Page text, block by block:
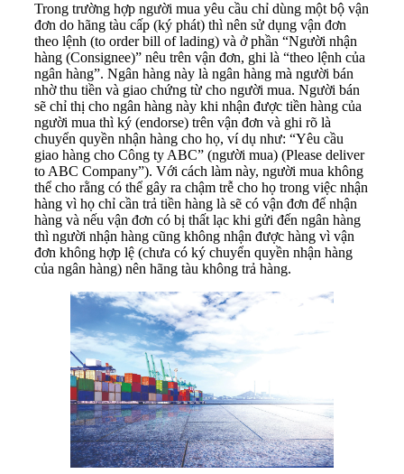
Trong trường hợp người mua yêu cầu chỉ dùng một bộ vận
đơn do hãng tàu cấp (ký phát) thì nên sử dụng vận đơn
theo lệnh (to order bill of lading) và ở phần “Người nhận
hàng (Consignee)” nêu trên vận đơn, ghi là “theo lệnh của
ngân hàng”. Ngân hàng này là ngân hàng mà người bán
nhờ thu tiền và giao chứng từ cho người mua. Người bán
sẽ chỉ thị cho ngân hàng này khi nhận được tiền hàng của
người mua thì ký (endorse) trên vận đơn và ghi rõ là
chuyển quyền nhận hàng cho họ, ví dụ như: “Yêu cầu
giao hàng cho Công ty ABC” (người mua) (Please deliver
to ABC Company”). Với cách làm này, người mua không
thể cho rằng có thể gây ra chậm trễ cho họ trong việc nhận
hàng vì họ chỉ cần trả tiền hàng là sẽ có vận đơn để nhận
hàng và nếu vận đơn có bị thất lạc khi gửi đến ngân hàng
thì người nhận hàng cũng không nhận được hàng vì vận
đơn không hợp lệ (chưa có ký chuyển quyền nhận hàng
của ngân hàng) nên hãng tàu không trả hàng.